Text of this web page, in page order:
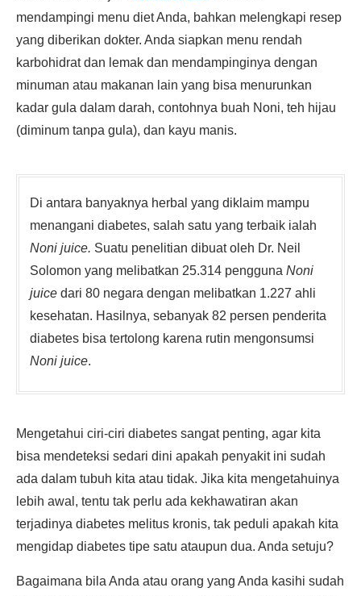
mendampingi menu diet Anda, bahkan melengkapi resep
yang diberikan dokter. Anda siapkan menu rendah
karbohidrat dan lemak dan mendampinginya dengan
minuman atau makanan lain yang bisa menurunkan
kadar gula dalam darah, contohnya buah Noni, teh hijau
(diminum tanpa gula), dan kayu manis.
Di antara banyaknya herbal yang diklaim mampu
menangani diabetes, salah satu yang terbaik ialah
Noni juice. Suatu penelitian dibuat oleh Dr. Neil
Solomon yang melibatkan 25.314 pengguna Noni
juice dari 80 negara dengan melibatkan 1.227 ahli
kesehatan. Hasilnya, sebanyak 82 persen penderita
diabetes bisa tertolong karena rutin mengonsumsi
Noni juice.
Mengetahui ciri-ciri diabetes sangat penting, agar kita
bisa mendeteksi sedari dini apakah penyakit ini sudah
ada dalam tubuh kita atau tidak. Jika kita mengetahuinya
lebih awal, tentu tak perlu ada kekhawatiran akan
terjadinya diabetes melitus kronis, tak peduli apakah kita
mengidap diabetes tipe satu ataupun dua. Anda setuju?
Bagaimana bila Anda atau orang yang Anda kasihi sudah